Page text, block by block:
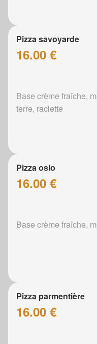
Pizza savoyarde
16.00 €
Base crème fraîche,
terre, raclette
Pizza oslo
16.00 €
Base crème fraîche,
Pizza parmentière
16.00 €